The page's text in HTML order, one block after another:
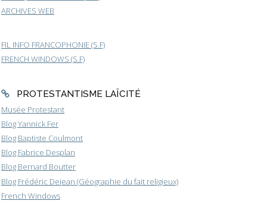
ARCHIVES WEB
FIL INFO FRANCOPHONIE (S.F)
FRENCH WINDOWS (S.F)
PROTESTANTISME LAÏCITÉ
Musée Protestant
Blog Yannick Fer
Blog Baptiste Coulmont
Blog Fabrice Desplan
Blog Bernard Boutter
Blog Frédéric Dejean (Géographie du fait religieux)
French Windows